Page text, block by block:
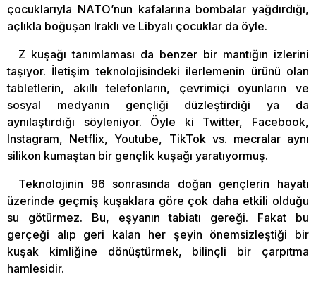
çocuklarıyla NATO’nun kafalarına bombalar yağdırdığı,
açlıkla boğuşan Iraklı ve Libyalı çocuklar da öyle.
Z kuşağı tanımlaması da benzer bir mantığın izlerini
taşıyor. İletişim teknolojisindeki ilerlemenin ürünü olan
tabletlerin, akıllı telefonların, çevrimiçi oyunların ve
sosyal medyanın gençliği düzleştirdiği ya da
aynılaştırdığı söyleniyor. Öyle ki Twitter, Facebook,
Instagram, Netflix, Youtube, TikTok vs. mecralar aynı
silikon kumaştan bir gençlik kuşağı yaratıyormuş.
Teknolojinin 96 sonrasında doğan gençlerin hayatı
üzerinde geçmiş kuşaklara göre çok daha etkili olduğu
su götürmez. Bu, eşyanın tabiatı gereği. Fakat bu
gerçeği alıp geri kalan her şeyin önemsizleştiği bir
kuşak kimliğine dönüştürmek, bilinçli bir çarpıtma
hamlesidir.